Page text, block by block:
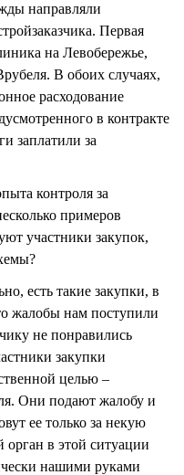
направляли
Первая
на Левобережье,
В обоих случаях,
расходование
в контракте
заплатили за
контроля за
примеров
участники закупок,
есть такие закупки, в
жалобы нам поступили
не понравились
закупки
целью –
Они подают жалобу и
ее только за некую
в этой ситуации
нашими руками